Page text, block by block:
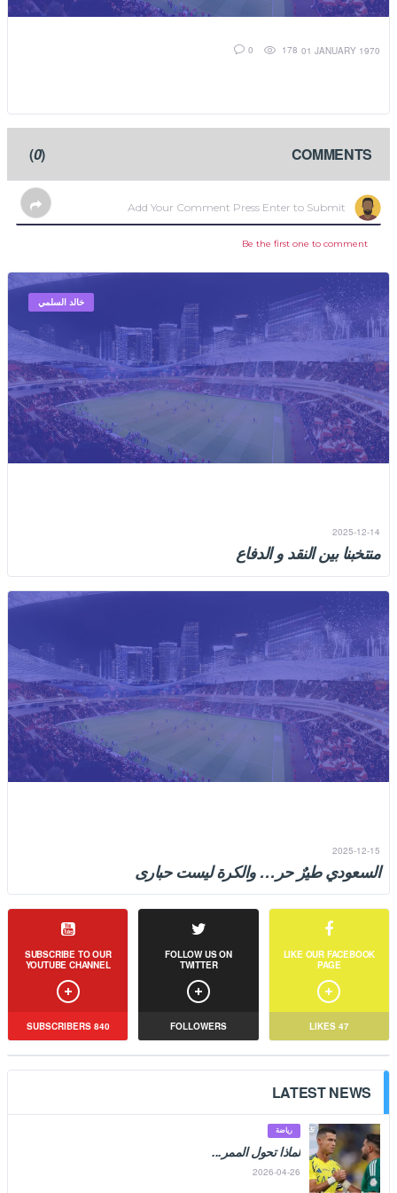
01 JANUARY 1970
178
0
COMMENTS
(
0
)
Be the first one to comment
خالد السلمي
2025-12-14
منتخبنا بين النقد و الدفاع
ينتقص من قيمة المحللين، خاصة عندما يلتزمون...
2025-12-15
السعودي طيرٌ حر… والكرة ليست حبارى
نشأنا عليها، وتشرّبناها صغارًا بوصفها �...
LIKE OUR FACEBOOK
PAGE
47
LIKES
FOLLOW US ON
TWITTER
FOLLOWERS
SUBSCRIBE TO OUR
YOUTUBE CHANNEL
840
SUBSCRIBERS
LATEST NEWS
رياضة
لماذا تحول الممر...
2026-04-26